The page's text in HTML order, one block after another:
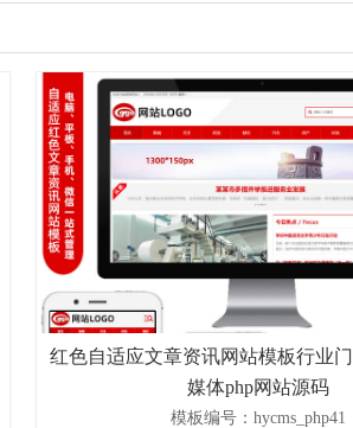
色自适应文章资讯网站模板行业门户综
媒体php网站源码
模板编号：hycms_php41